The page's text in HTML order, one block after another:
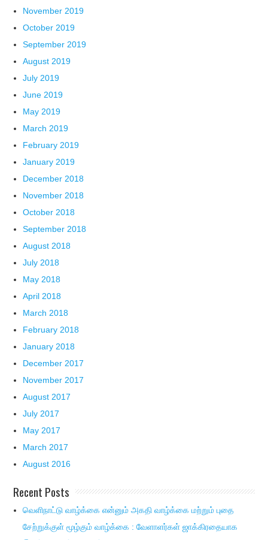
November 2019
October 2019
September 2019
August 2019
July 2019
June 2019
May 2019
March 2019
February 2019
January 2019
December 2018
November 2018
October 2018
September 2018
August 2018
July 2018
May 2018
April 2018
March 2018
February 2018
January 2018
December 2017
November 2017
August 2017
July 2017
May 2017
March 2017
August 2016
Recent Posts
வெளிநாட்டு வாழ்க்கை என்னும் அகதி வாழ்க்கை மற்றும் புதை
சேற்றுக்குள் மூழ்கும் வாழ்க்கை : வேளாளர்கள் ஜாக்கிரதையாக